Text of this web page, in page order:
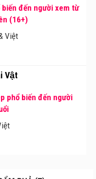
đến người xem từ
(16+)
Việt
Vật
phổ biến đến người